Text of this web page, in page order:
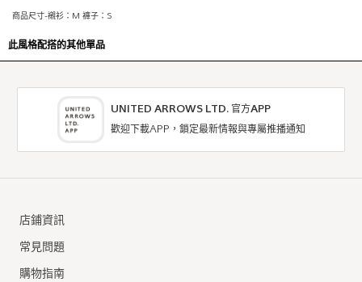
商品尺寸-襯衫：M 褲子：S
此風格配搭的其他單品
UNITED ARROWS LTD. 官方APP
歡迎下載APP，鎖定最新情報與專屬推播通知
店鋪資訊
常見問題
購物指南